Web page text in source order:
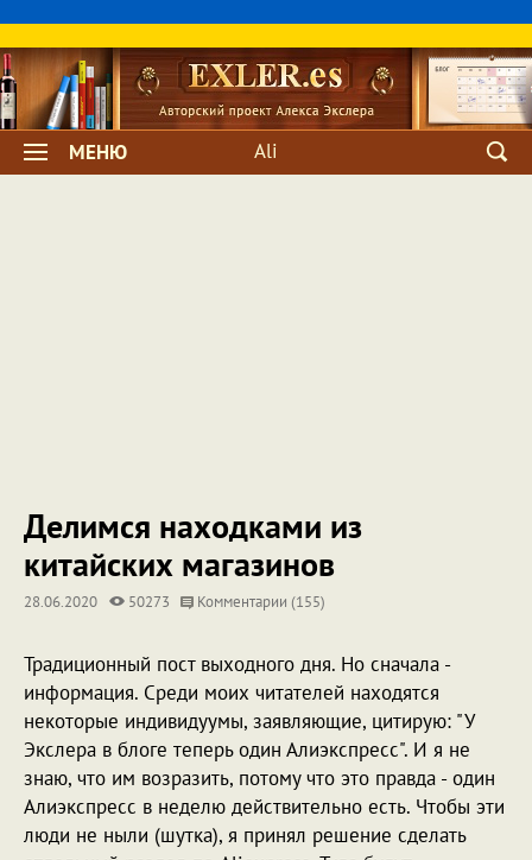
МЕНЮ Ali
Делимся находками из
китайских магазинов
28.06.2020 50273 Комментарии (155)
Традиционный пост выходного дня. Но сначала -
информация. Среди моих читателей находятся
некоторые индивидуумы, заявляющие, цитирую: "У
Экслера в блоге теперь один Алиэкспресс". И я не
знаю, что им возразить, потому что это правда - один
Алиэкспресс в неделю действительно есть. Чтобы эти
люди не ныли (шутка), я принял решение сделать